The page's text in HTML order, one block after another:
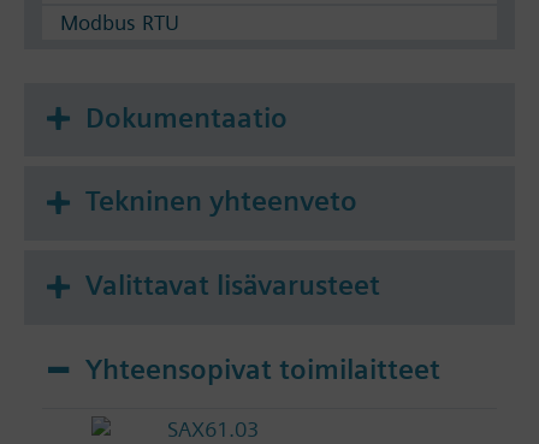
Modbus RTU
Dokumentaatio
Tekninen yhteenveto
Valittavat lisävarusteet
Yhteensopivat toimilaitteet
SAX61.03